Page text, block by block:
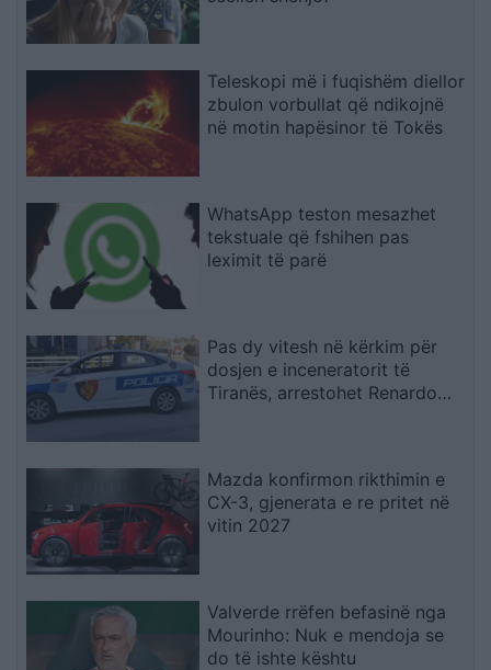
Teleskopi më i fuqishëm diellor
zbulon vorbullat që ndikojnë
në motin hapësinor të Tokës
WhatsApp teston mesazhet
tekstuale që fshihen pas
leximit të parë
Pas dy vitesh në kërkim për
dosjen e inceneratorit të
Tiranës, arrestohet Renardo
Mazda konfirmon rikthimin e
CX-3, gjenerata e re pritet në
vitin 2027
Valverde rrëfen befasinë nga
Mourinho: Nuk e mendoja se
do të ishte kështu